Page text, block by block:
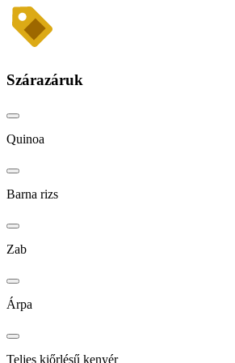
Szárazáruk
Quinoa
Barna rizs
Zab
Árpa
Teljes kiőrlésű kenyér